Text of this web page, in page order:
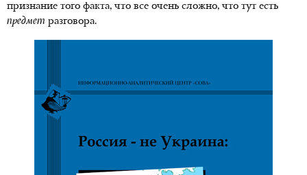
признание того факта, что все очень сложно, что тут есть
предмет разговора.